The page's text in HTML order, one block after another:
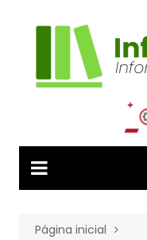
Página inicial